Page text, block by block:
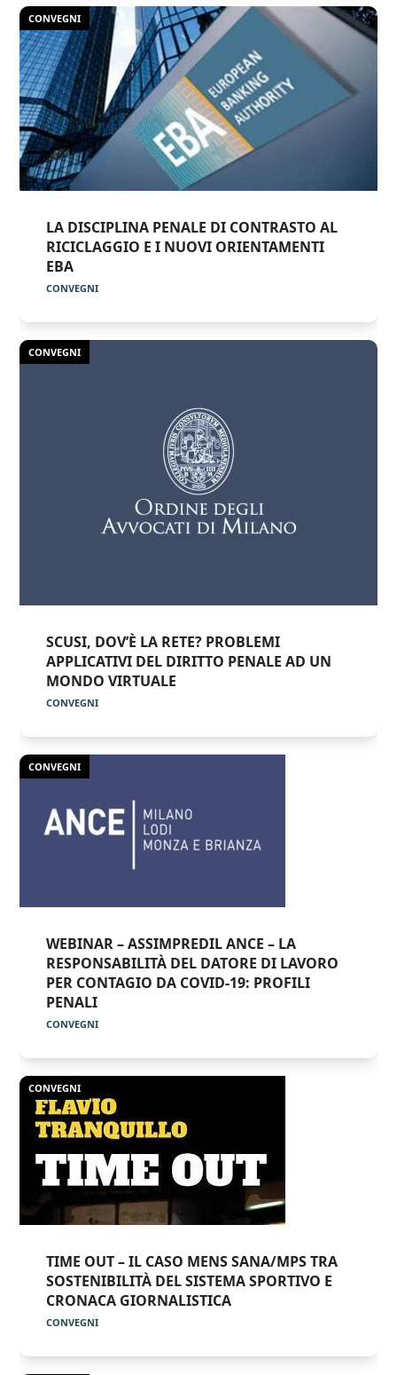
CONVEGNI
LA DISCIPLINA PENALE DI CONTRASTO AL
RICICLAGGIO E I NUOVI ORIENTAMENTI
EBA
CONVEGNI
CONVEGNI
SCUSI, DOV’È LA RETE? PROBLEMI
APPLICATIVI DEL DIRITTO PENALE AD UN
MONDO VIRTUALE
CONVEGNI
CONVEGNI
WEBINAR – ASSIMPREDIL ANCE – LA
RESPONSABILITÀ DEL DATORE DI LAVORO
PER CONTAGIO DA COVID-19: PROFILI
PENALI
CONVEGNI
CONVEGNI
TIME OUT – IL CASO MENS SANA/MPS TRA
SOSTENIBILITÀ DEL SISTEMA SPORTIVO E
CRONACA GIORNALISTICA
CONVEGNI